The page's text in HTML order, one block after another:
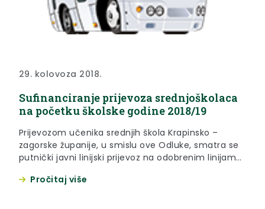
29. kolovoza 2018.
Sufinanciranje prijevoza srednjoškolaca
na početku školske godine 2018/19
Prijevozom učenika srednjih škola Krapinsko –
zagorske županije, u smislu ove Odluke, smatra se
putnički javni linijski prijevoz na odobrenim linijama
odnosno, iznimno drugi oblik prijevoza, na
Pročitaj više